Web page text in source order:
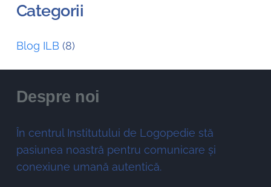
Categorii
Blog ILB (8)
Despre noi
În centrul Institutului de Logopedie stă
pasiunea noastră pentru comunicare și
conexiune umană autentică.